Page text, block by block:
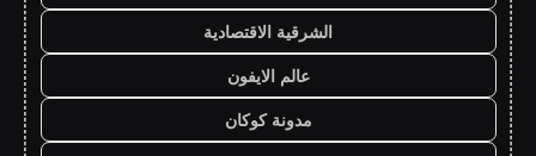
الشرقية الاقتصادية
عالم الايفون
مدونة كوكان